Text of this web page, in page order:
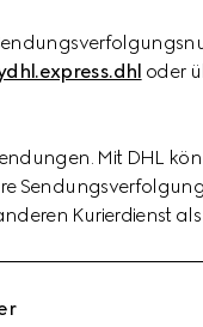
oder
Mit DHL
Kurierdienst